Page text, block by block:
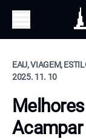
EAU, VIAGEM,
2025. 11. 10
Acampar